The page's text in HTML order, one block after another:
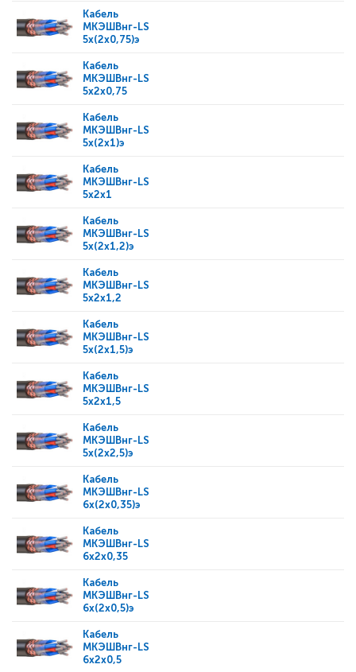
Кабель
МКЭШВнг-LS
5x(2x0,75)э
Кабель
МКЭШВнг-LS
5x2x0,75
Кабель
МКЭШВнг-LS
5x(2x1)э
Кабель
МКЭШВнг-LS
5x2x1
Кабель
МКЭШВнг-LS
5x(2x1,2)э
Кабель
МКЭШВнг-LS
5x2x1,2
Кабель
МКЭШВнг-LS
5x(2x1,5)э
Кабель
МКЭШВнг-LS
5x2x1,5
Кабель
МКЭШВнг-LS
5x(2x2,5)э
Кабель
МКЭШВнг-LS
6x(2x0,35)э
Кабель
МКЭШВнг-LS
6x2x0,35
Кабель
МКЭШВнг-LS
6x(2x0,5)э
Кабель
МКЭШВнг-LS
6x2x0,5